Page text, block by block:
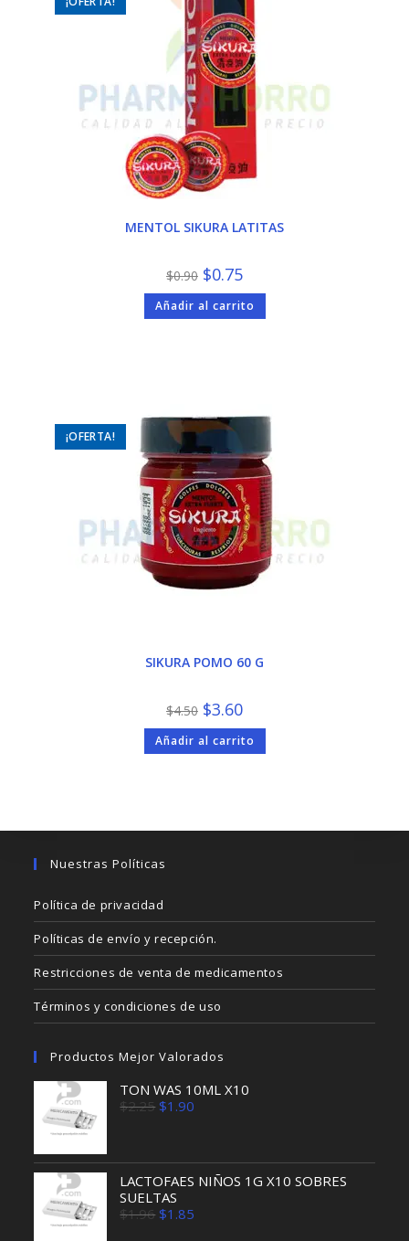
MENTOL SIKURA LATITAS
$0.90 El
precio
original
era:
$0.90.
$0.75El
precio
actual
es:
$0.75.
Añadir al carrito
¡OFERTA!
SIKURA POMO 60 G
$4.50 El
precio
original
era:
$4.50.
$3.60El
precio
actual
es:
$3.60.
Añadir al carrito
Nuestras Políticas
Política de privacidad
Políticas de envío y recepción.
Restricciones de venta de medicamentos
Términos y condiciones de uso
Productos Mejor Valorados
TON WAS 10ML X10
$2.25El
precio
$2.25.
$1.90
$1.90.
LACTOFAES NIÑOS 1G X10 SOBRES
SUELTAS
$1.96El
precio
$1.85